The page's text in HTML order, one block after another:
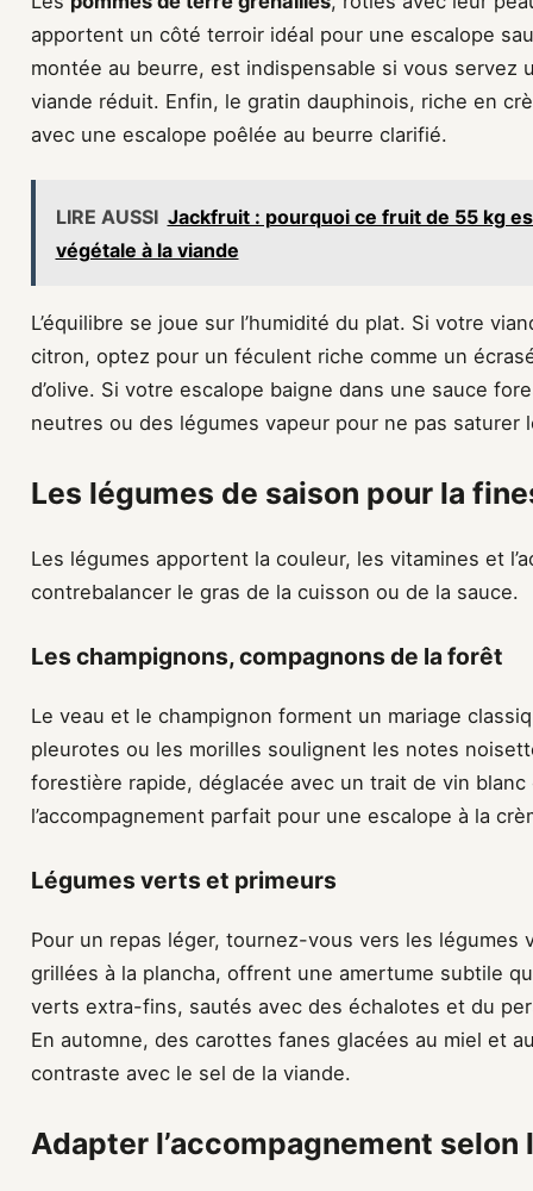
apportent un côté terroir idéal pour une escalope
montée au beurre, est indispensable si vous servez
viande réduit. Enfin, le gratin dauphinois, riche en
avec une escalope poêlée au beurre clarifié.
LIRE AUSSI Jackfruit : pourquoi ce fruit de 55 kg
végétale à la viande
L’équilibre se joue sur l’humidité du plat. Si votre
citron, optez pour un féculent riche comme un
d’olive. Si votre escalope baigne dans une sauce
neutres ou des légumes vapeur pour ne pas saturer
Les légumes de saison pour la
Les légumes apportent la couleur, les vitamines et
contrebalancer le gras de la cuisson ou de la sauce.
Les champignons, compagnons de la forêt
Le veau et le champignon forment un mariage
pleurotes ou les morilles soulignent les notes
forestière rapide, déglacée avec un trait de vin
l’accompagnement parfait pour une escalope à la
Légumes verts et primeurs
Pour un repas léger, tournez-vous vers les légumes
grillées à la plancha, offrent une amertume subtile
verts extra-fins, sautés avec des échalotes et du
En automne, des carottes fanes glacées au miel et
contraste avec le sel de la viande.
Adapter l’accompagnement selon